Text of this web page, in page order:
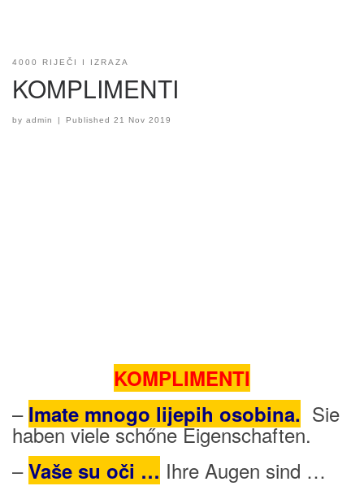
4000 RIJEČI I IZRAZA
KOMPLIMENTI
by admin Published21 Nov 2019
KOMPLIMENTI
– Imate mnogo lijepih osobina. Sie
haben viele schőne Eigenschaften.
–Vaše su oči … Ihre Augen sind …